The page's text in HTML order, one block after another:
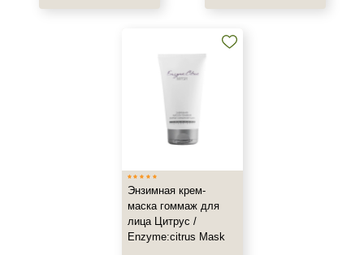
Любой возраст (от 18 лет)
Энзимная крем-
маска гоммаж для
лица Цитрус /
Enzyme:citrus Mask